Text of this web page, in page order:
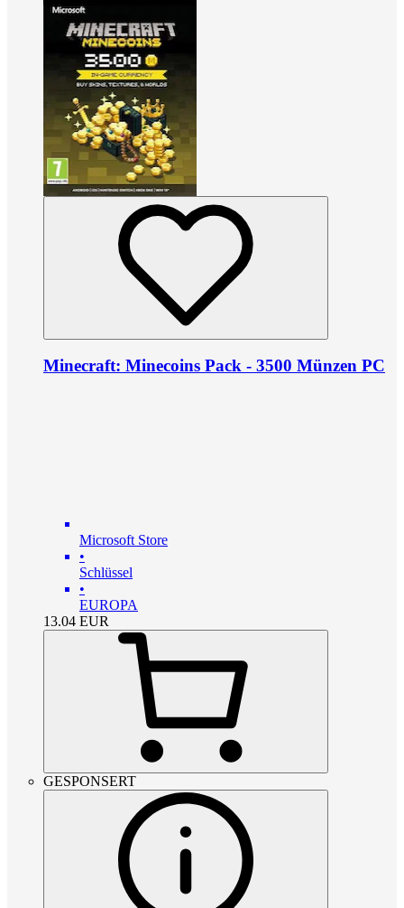
Minecraft: Minecoins Pack - 3500 Münzen PC
Microsoft Store
•
Schlüssel
•
EUROPA
13.04 EUR
GESPONSERT